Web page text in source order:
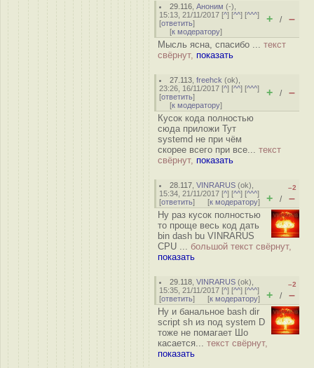
29.116 ,Аноним (-),
15:13, 21/11/2017 [^] [^^] [^^^]
[ответить]
[к модератору]
+ / –
Мысль ясна, спасибо ... текст
свёрнут, показать
27.113 ,freehck (ok),
23:26, 16/11/2017 [^] [^^] [^^^]
[ответить]
[к модератору]
+ / –
Кусок кода полностью
сюда приложи Тут
systemd не при чём
скорее всего при все... текст
свёрнут, показать
28.117 ,VINRARUS (ok),
15:34, 21/11/2017 [^] [^^] [^^^]
[ответить] [к модератору]
–2
+ / –
Ну раз кусок полностью
то проще весь код дать
bin dash bu VINRARUS
CPU ... большой текст свёрнут,
показать
29.118 ,VINRARUS (ok),
15:35, 21/11/2017 [^] [^^] [^^^]
[ответить] [к модератору]
–2
+ / –
Ну и банальное bash dir
script sh из под system D
тоже не помагает Шо
касается... текст свёрнут,
показать